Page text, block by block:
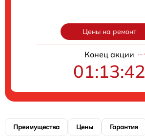
Цены на ремонт
Конец акции
01:13:41
Преимущества Цены Гарантия